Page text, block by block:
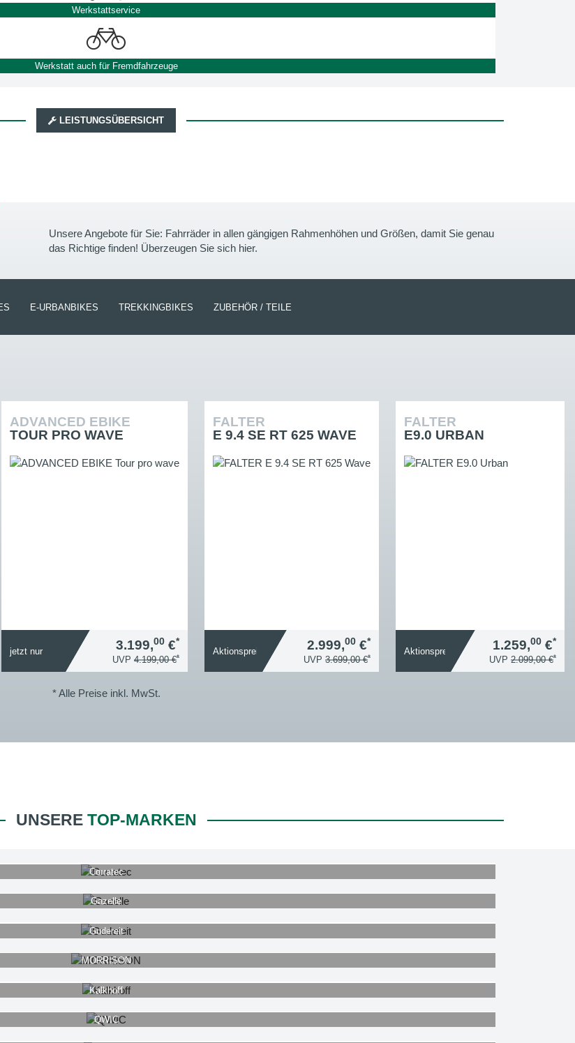
Werkstattservice
Werkstatt auch für Fremdfahrzeuge
LEISTUNGSÜBERSICHT
Unsere Angebote für Sie: Fahrräder in allen gängigen Rahmenhöhen und Größen, damit Sie genau
das Richtige finden! Überzeugen Sie sich hier.
E-URBANBIKES TREKKINGBIKES ZUBEHÖR / TEILE
ADVANCED EBIKE
TOUR PRO WAVE
jetzt nur 3.199,00 €*
UVP 4.199,00 €*
FALTER
E 9.4 SE RT 625 WAVE
Aktionspreis 2.999,00 €*
UVP 3.699,00 €*
FALTER
E9.0 URBAN
Aktionspreis 1.259,00 €*
UVP 2.099,00 €*
* Alle Preise inkl. MwSt.
UNSERE TOP-MARKEN
Corratec
Gazelle
Gudereit
MORRISON
Kalkhoff
QWIC